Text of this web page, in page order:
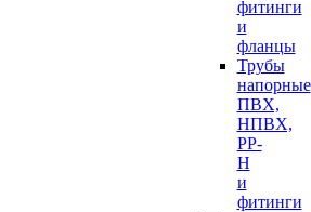
фитинги
и
фланцы
Трубы
напорные
ПВХ,
НПВХ,
PP-
H
и
фитинги